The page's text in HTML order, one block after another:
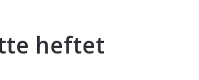
heftet